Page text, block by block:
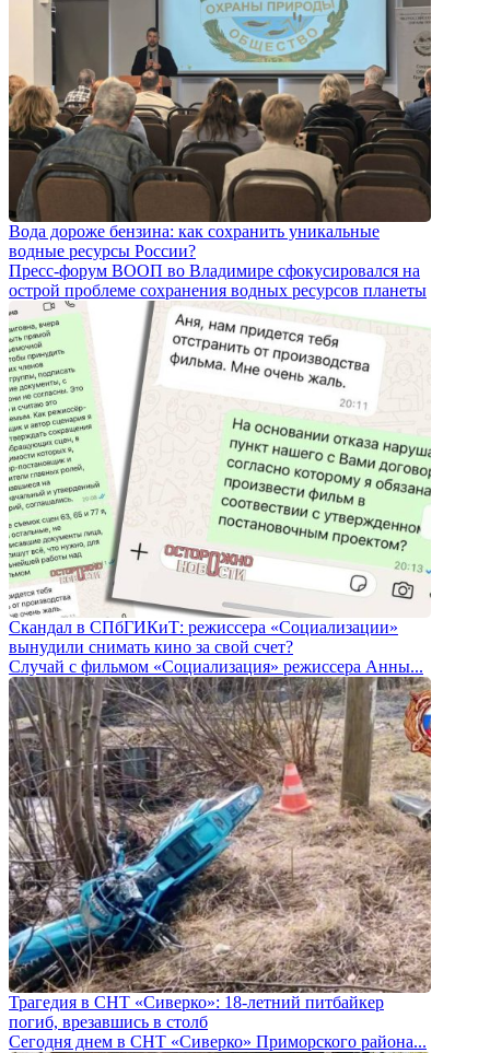
Вода дороже бензина: как сохранить уникальные
водные ресурсы России?
Пресс-форум ВООП во Владимире сфокусировался на
острой проблеме сохранения водных ресурсов планеты
Скандал в СПбГИКиТ: режиссера «Социализации»
вынудили снимать кино за свой счет?
Случай с фильмом «Социализация» режиссера Анны...
Трагедия в СНТ «Сиверко»: 18-летний питбайкер
погиб, врезавшись в столб
Сегодня днем в СНТ «Сиверко» Приморского района...